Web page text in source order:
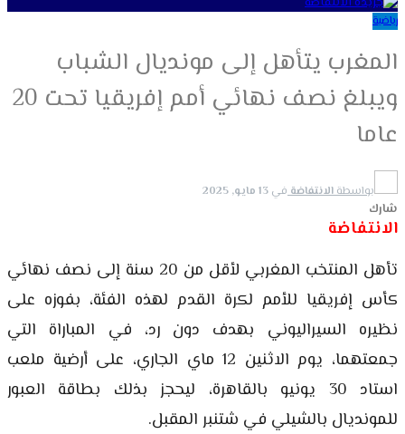
رياضية
المغرب يتأهل إلى مونديال الشباب
ويبلغ نصف نهائي أمم إفريقيا تحت 20
عاما
بواسطةالانتفاضة في 13 مايو, 2025
شارك
الانتفاضة
تأهل المنتخب المغربي لأقل من 20 سنة إلى نصف نهائي
كأس إفريقيا للأمم لكرة القدم لهذه الفئة، بفوزه على
نظيره السيراليوني بهدف دون رد، في المباراة التي
جمعتهما، يوم الاثنين 12 ماي الجاري، على أرضية ملعب
استاد 30 يونيو بالقاهرة، ليحجز بذلك بطاقة العبور
للمونديال بالشيلي في شتنبر المقبل.